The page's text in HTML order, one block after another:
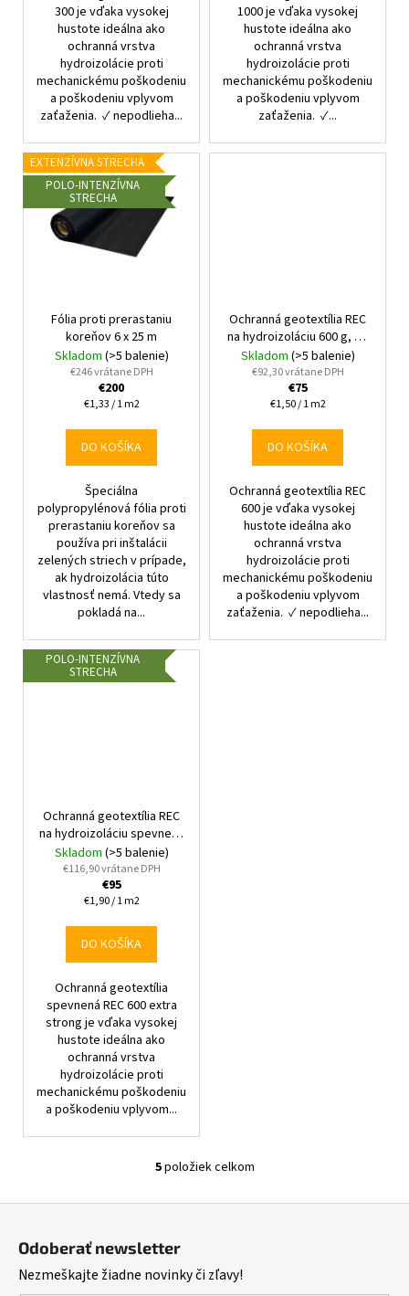
300 je vďaka vysokej
hustote ideálna ako
ochranná vrstva
hydroizolácie proti
mechanickému poškodeniu
a poškodeniu vplyvom
zaťaženia. ✓ nepodlieha...
1000 je vďaka vysokej
hustote ideálna ako
ochranná vrstva
hydroizolácie proti
mechanickému poškodeniu
a poškodeniu vplyvom
zaťaženia. ✓...
EXTENZÍVNA STRECHA
POLO-INTENZÍVNA
STRECHA
Fólia proti prerastaniu
koreňov 6 x 25 m
Skladom (>5 balenie)
€246 vrátane DPH
€200
Jednotková
€1,33 / 1 m2
DO KOŠÍKA
Špeciálna
polypropylénová fólia proti
prerastaniu koreňov sa
používa pri inštalácii
zelených striech v prípade,
ak hydroizolácia túto
vlastnosť nemá. Vtedy sa
pokladá na...
Ochranná geotextília REC
na hydroizoláciu 600 g, 2 x
25 m
Skladom (>5 balenie)
€92,30 vrátane DPH
€75
Jednotková
€1,50 / 1 m2
DO KOŠÍKA
Ochranná geotextília REC
600 je vďaka vysokej
hustote ideálna ako
ochranná vrstva
hydroizolácie proti
mechanickému poškodeniu
a poškodeniu vplyvom
zaťaženia. ✓ nepodlieha...
POLO-INTENZÍVNA
STRECHA
Ochranná geotextília REC
na hydroizoláciu spevnená
600 g, 2 x 25 m
Skladom (>5 balenie)
€116,90 vrátane DPH
€95
Jednotková
€1,90 / 1 m2
DO KOŠÍKA
Ochranná geotextília
spevnená REC 600 extra
strong je vďaka vysokej
hustote ideálna ako
ochranná vrstva
hydroizolácie proti
mechanickému poškodeniu
a poškodeniu vplyvom...
O
a
5položiek celkom
Odoberať newsletter
Nezmeškajte žiadne novinky či zľavy!